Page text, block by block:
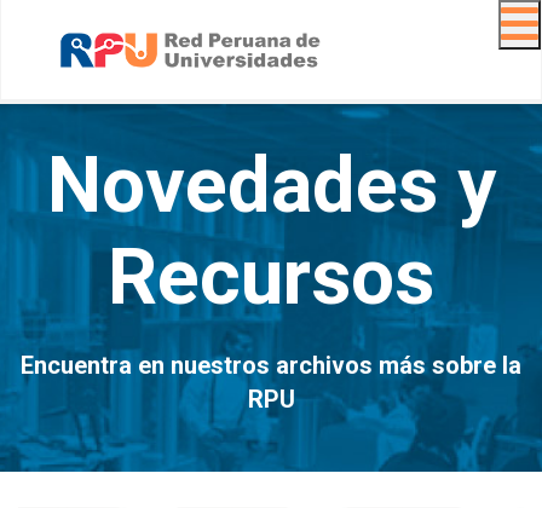
Novedades y
Recursos
Encuentra en nuestros archivos más sobre la
RPU